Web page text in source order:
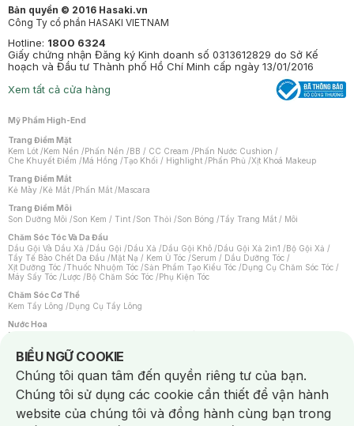
Bản quyền © 2016 Hasaki.vn
Công Ty cổ phần HASAKI VIETNAM
Hotline: 1800 6324
Giấy chứng nhận Đăng ký Kinh doanh số 0313612829 do Sở Kế
hoạch và Đầu tư Thành phố Hồ Chí Minh cấp ngày 13/01/2016
Xem tất cả cửa hàng
Mỹ Phẩm High-End
Trang Điểm Mặt
Kem Lót /Kem Nền /Phấn Nền /BB / CC Cream /Phấn Nước Cushion /
Che Khuyết Điểm /Má Hồng /Tạo Khối / Highlight /Phấn Phủ /Xịt Khoá Makeup
Trang Điểm Mắt
Kẻ Mày /Kẻ Mắt /Phấn Mắt /Mascara
Trang Điểm Môi
Son Dưỡng Môi /Son Kem / Tint /Son Thỏi /Son Bóng /Tẩy Trang Mắt / Môi
Chăm Sóc Tóc Và Da Đầu
Dầu Gội Và Dầu Xả /Dầu Gội /Dầu Xả /Dầu Gội Khô /Dầu Gội Xả 2in1 /Bộ Gội Xả /
Tẩy Tế Bào Chết Da Đầu /Mặt Nạ / Kem Ủ Tóc /Serum / Dầu Dưỡng Tóc /
Xịt Dưỡng Tóc /Thuốc Nhuộm Tóc /Sản Phẩm Tạo Kiểu Tóc /Dụng Cụ Chăm Sóc Tóc /
Máy Sấy Tóc /Lược /Bộ Chăm Sóc Tóc /Phụ Kiện Tóc
Chăm Sóc Cơ Thể
Kem Tẩy Lông /Dụng Cụ Tẩy Lông
Nước Hoa
Nước Hoa Nữ
Chăm Sóc Cá Nhân
Chống Muỗi /Khẩu Trang /Máy Massage/Mặt Nạ Xông Hơi /Nước Rửa Tay/
Sản Phẩm Chăm Sóc Khác /Bàn Chải Đánh Răng /Bàn Chải Điện/
Hỗ Trợ Trắng Răng/Kem Đánh Răng /Máy Tăm Nước/ Nước Súc Miệng/
Tăm / Chỉ Nha Khoa/ Xịt Thơm Miệng / Dung Dịch Vệ Sinh/Dưỡng Vùng Kín/
Khăn Ướt Vệ Sinh Vùng Kín/Băng Vệ Sinh/Tampon/Bọt Cạo Râu /Dao Cạo Râu/
Máy Cạo Râu
BIỂU NGỮ COOKIE
Notice about cookies usage
Chúng tôi quan tâm đến quyền riêng tư của bạn.
Chúng tôi sử dụng các cookie cần thiết để vận hành
website của chúng tôi và đồng hành cùng bạn trong